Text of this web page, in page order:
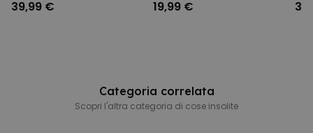
39,99 € 19,99 €
Categoria correlata
Scopri l'altra categoria di cose insolite